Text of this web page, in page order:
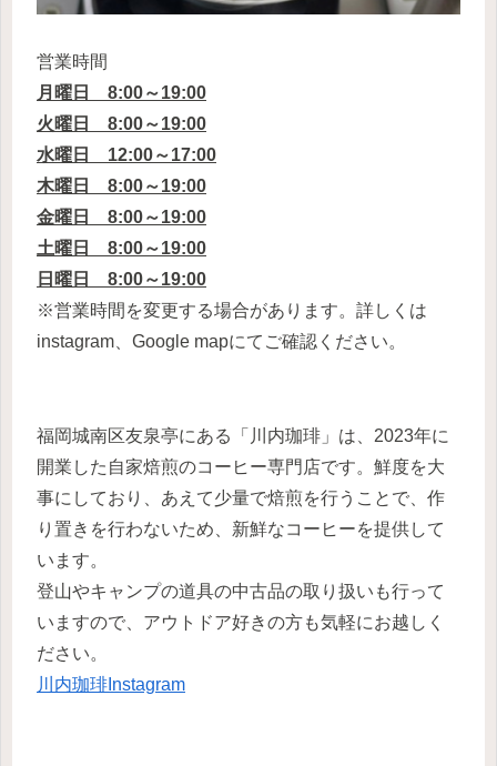
営業時間
月曜日 8:00～19:00
火曜日 8:00～19:00
水曜日 12:00～17:00
木曜日 8:00～19:00
金曜日 8:00～19:00
土曜日 8:00～19:00
日曜日 8:00～19:00
※営業時間を変更する場合があります。詳しくは
instagram、Google mapにてご確認ください。
福岡城南区友泉亭にある「川内珈琲」は、2023年に
開業した自家焙煎のコーヒー専門店です。鮮度を大
事にしており、あえて少量で焙煎を行うことで、作
り置きを行わないため、新鮮なコーヒーを提供して
います。
登山やキャンプの道具の中古品の取り扱いも行って
いますので、アウトドア好きの方も気軽にお越しく
ださい。
川内珈琲Instagram